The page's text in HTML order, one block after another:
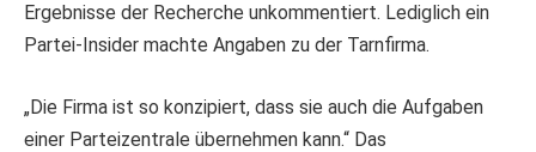
Ergebnisse der Recherche unkommentiert. Lediglich ein
Partei-Insider machte Angaben zu der Tarnfirma.
„Die Firma ist so konzipiert, dass sie auch die Aufgaben
einer Parteizentrale übernehmen kann.“ Das